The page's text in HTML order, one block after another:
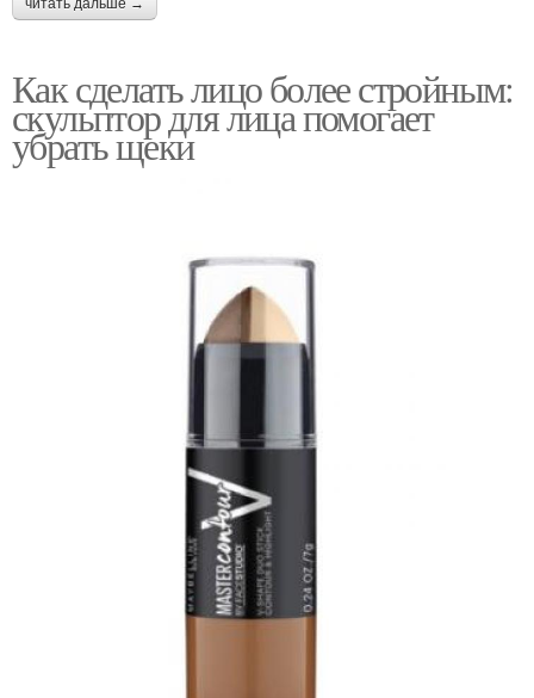
читать дальше →
Как сделать лицо более стройным:
скульптор для лица помогает
убрать щеки